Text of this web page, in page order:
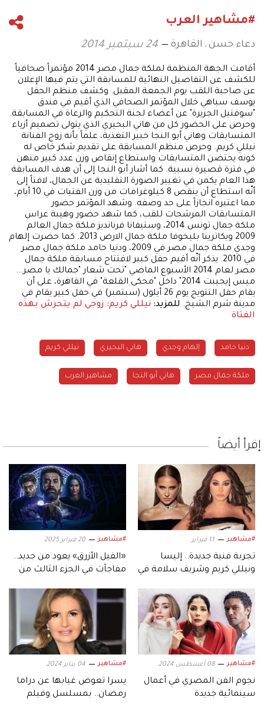
#مشاهير العرب
دعاء حسن ـ القاهرة 24 سبتمبر 2014
أقامت الجهة المنظمة لملكة جمال مصر 2014 مؤتمراً صحافياً
للكشف عن التفاصيل النهائية للمسابقة التي يتم فيها الإعلان
عن صاحبة اللقب يوم الجمعة المقبل. وكشف منظم الحفل
يوسف سباهي خلال المؤتمر الصحافي الذي أقيم في فندق
"سوفتيل الجزيرة" عن أعضاء لجنة التحكيم والرعاة في المسابقة.
وحرص على الحضور كل من هاني البحيري الذي يتولى تصميم أزياء
المتسابقات وهاني أبو النجا خبير التغذية، علماً بأنه زوج الفنانة
نيللي كريم. وحرص منظم المسابقة على تقديم شكر خاص له
كونه يحتضن المتسابقات واستطاع إنقاص وزن عدد كبير منهن
في فترة قصيرة نسبية. كما أشار أبو النجا إلى أن هدف المسابقة
هذا العام يكمن في تغيير الصورة التقليدية عن الجمال، لافتاً إلى
أنّه استطاع أن ينقص 8 كيلوغرامات من وزن الفتيات في 10 أيام،
مما اعتبره انجازاً على حد وصفه. وشهد المؤتمر حضور
المتسابقات المرشحات للقب، كما شهد حضور وهيبة عراس
ملكة جمال تونس 2014، وستيفانا فرنانديز ملكة جمال العالم
2009 ويكاترينا بليخوفا ملكة جمال الارض 2013. كما حضرت إلهام
وجدي ملكة جمال مصر في 2009، ودنيا حامد ملكة جمال مصر
في 2010. يذكر أنّه أقيم حفل كبير لافتتاح مسابقة ملكة جمال
مصر لعام 2014 الأسبوع الماضي "تحت شعار "جمالك يا مصر...
ميس إيجيبت 2014" داخل "محكى القلعة" في القاهرة، على أن
يقام حفل التتويج يوم 26 أيلول (سبتمبر) في حفل كبير يقام في
مدينة شرم الشيخ. للمزيد: نيللي كريم: زوجي لم يتحرش بهذه
الفتاة
دنيا حامد إلهام وجدي هاني البحيري نيللي كريم
ملكة جمال مصر هاني أبو النجا مشاهير العرب
إقرأ أيضاً
#مشاهير 11 فبراير
تجربة فنية جديدة.. إليسا
ونيللي كريم وشريف سلامة في
#مشاهير 20 فبراير 2025
«الفيل الأزرق» يعود من جديد..
مفاجآت في الجزء الثالث من
#مشاهير 08 أغسطس 2024
نجوم الفن المصري في أعمال
سينمائية جديدة
#مشاهير 04 يناير 2024
يسرا تعوض غيابها عن دراما
رمضان.. بمسلسل وفيلم